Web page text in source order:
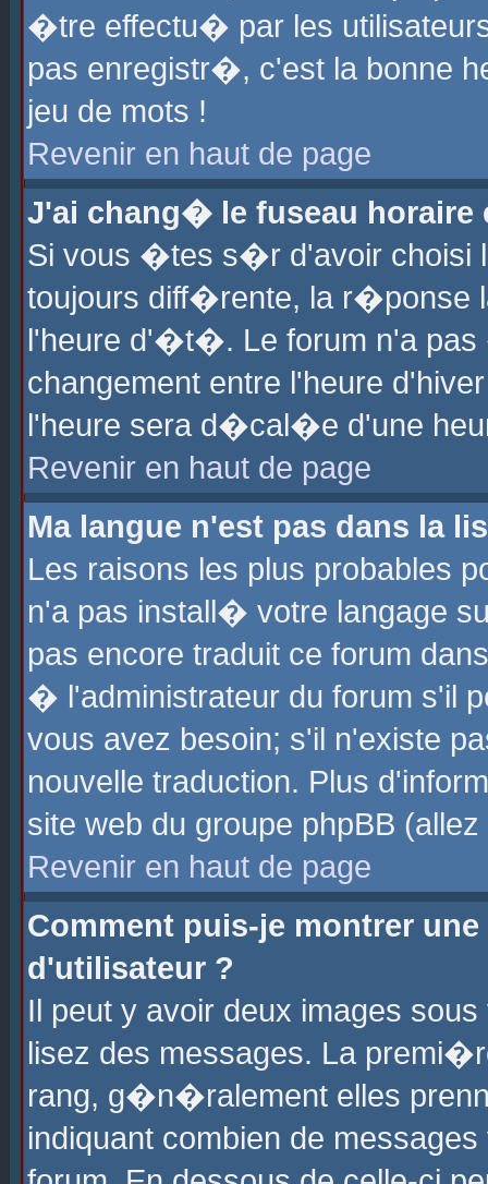
�tre effectu� par les
pas enregistr�, c'est la bonne
jeu de mots !
Revenir en haut de page
J'ai chang� le fuseau horaire
Si vous �tes s�r d'avoir choisi
toujours diff�rente, la r�ponse
l'heure d'�t�. Le forum n'a
changement entre l'heure
l'heure sera d�cal�e d'une
Revenir en haut de page
Ma langue n'est pas dans la
Les raisons les plus probables
n'a pas install� votre langage
pas encore traduit ce forum
� l'administrateur du forum s'il
vous avez besoin; s'il n'existe
nouvelle traduction. Plus
site web du groupe phpBB
Revenir en haut de page
Comment puis-je montrer
d'utilisateur ?
Il peut y avoir deux images
lisez des messages. La
rang, g�n�ralement elles
indiquant combien de